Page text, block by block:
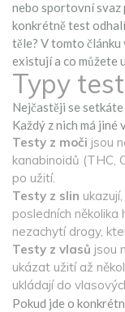
nebo sportovní svaz
konkrétně test
těle? V tomto
existují a co můžete
Typy
Nejčastěji se
Každý z nich má jiné
Testy z moči jsou
kanabinoidů (THC,
po užití.
Testy z slin
posledních několika
nezachytí drogy,
Testy z vlasů jsou
ukázat užití až
ukládají do
Pokud jde o